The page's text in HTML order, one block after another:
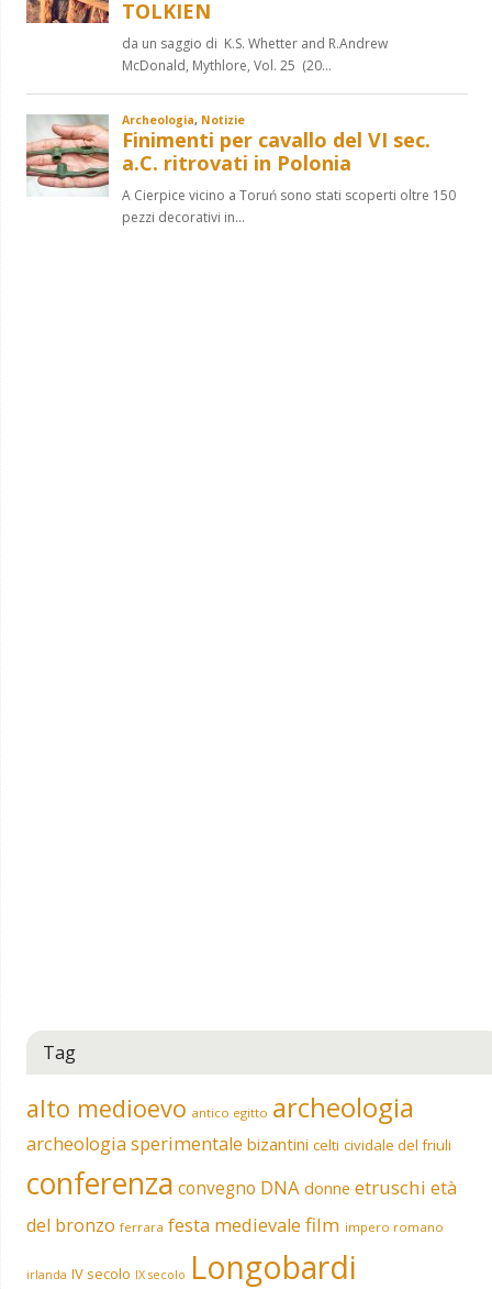
Tag
alto medioevo antico egitto archeologia
archeologia sperimentale bizantini celti cividale del friuli
conferenza convegno DNA donne etruschi età
del bronzo ferrara festa medievale film impero romano
irlanda IV secolo IX secolo Longobardi